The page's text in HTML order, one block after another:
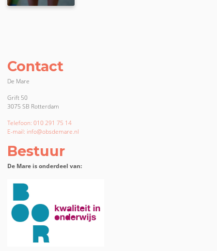
Contact
De Mare
Grift 50
3075 SB Rotterdam
Telefoon: 010 291 75 14
E-mail: info@obsdemare.nl
Bestuur
De Mare is onderdeel van: